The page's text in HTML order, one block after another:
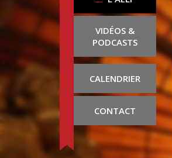
VIDÉOS &
PODCASTS
CALENDRIER
CONTACT